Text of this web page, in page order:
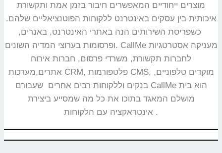
מוצרים ייחודיים המאפשרים חיבור בזמן אמת ותקשורת
איכותית בין עסקים באינטרנט ללקוחות הפוטנציאליים שלהם.
כשפריסת השירותים הנה באתרי האינטרנט, באנרים,
ופרסומות בערוצי המדיה השונים. CallMe מעניקה אסטרטגיות
לחברות תקשורת, משרדי פרסום, חברות אירוח
אתרים,מערכות CRM, פלטפורמות CMS, מוקדים טלפוניים,
בנקים וללקוחות רבים אחרים שעבורם CallMe הוא בית
מושלם המאגד בתוכו את כל מה שמסייע ביצירת
אינטראקציה עם הלקוחות.